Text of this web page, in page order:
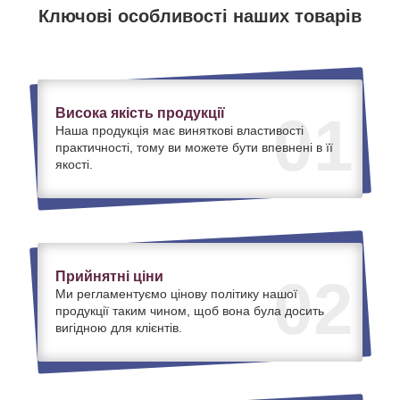
Ключові особливості наших товарів
01
Висока якість продукції
Наша продукція має виняткові властивості
практичності, тому ви можете бути впевнені в її
якості.
02
Прийнятні ціни
Ми регламентуємо цінову політику нашої
продукції таким чином, щоб вона була досить
вигідною для клієнтів.